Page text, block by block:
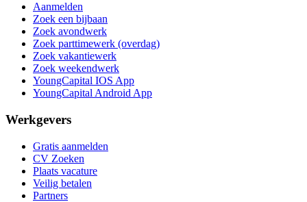
Aanmelden
Zoek een bijbaan
Zoek avondwerk
Zoek parttimewerk (overdag)
Zoek vakantiewerk
Zoek weekendwerk
YoungCapital IOS App
YoungCapital Android App
Werkgevers
Gratis aanmelden
CV Zoeken
Plaats vacature
Veilig betalen
Partners